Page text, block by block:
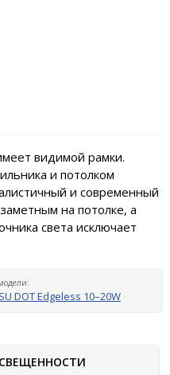
видимой рамки.
и потолком
и современный
на потолке, а
света исключает
DOT Edgeless 10–20W